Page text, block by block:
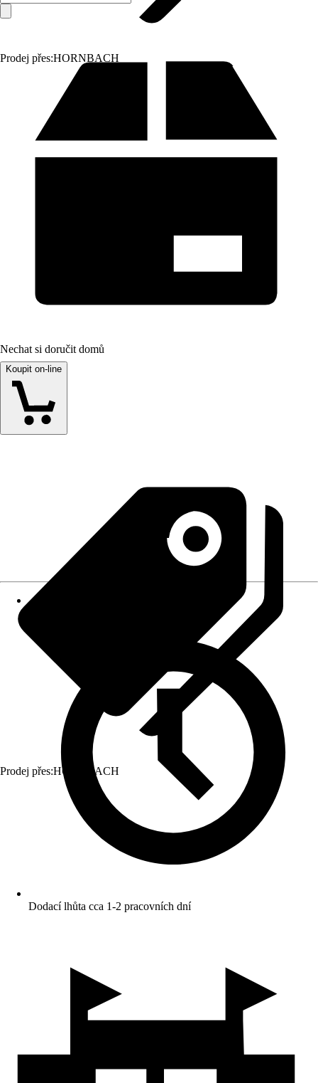
Prodej přes:HORNBACH
Nechat si doručit domů
Koupit on-line
Prodej přes:HORNBACH
Dodací lhůta cca 1-2 pracovních dní